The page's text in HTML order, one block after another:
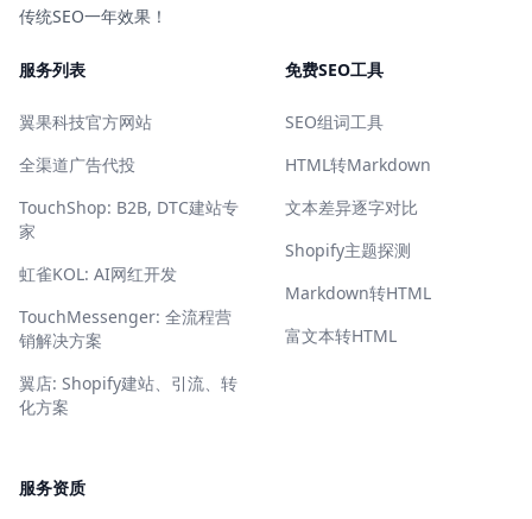
传统SEO一年效果！
服务列表
翼果科技官方网站
全渠道广告代投
TouchShop: B2B, DTC建站专
家
虹雀KOL: AI网红开发
TouchMessenger: 全流程营
销解决方案
翼店: Shopify建站、引流、转
化方案
免费SEO工具
SEO组词工具
HTML转Markdown
文本差异逐字对比
Shopify主题探测
Markdown转HTML
富文本转HTML
服务资质